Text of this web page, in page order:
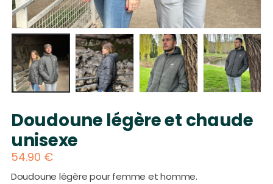
Doudoune légère et chaude
unisexe
54.90 €
Doudoune légère pour femme et homme.